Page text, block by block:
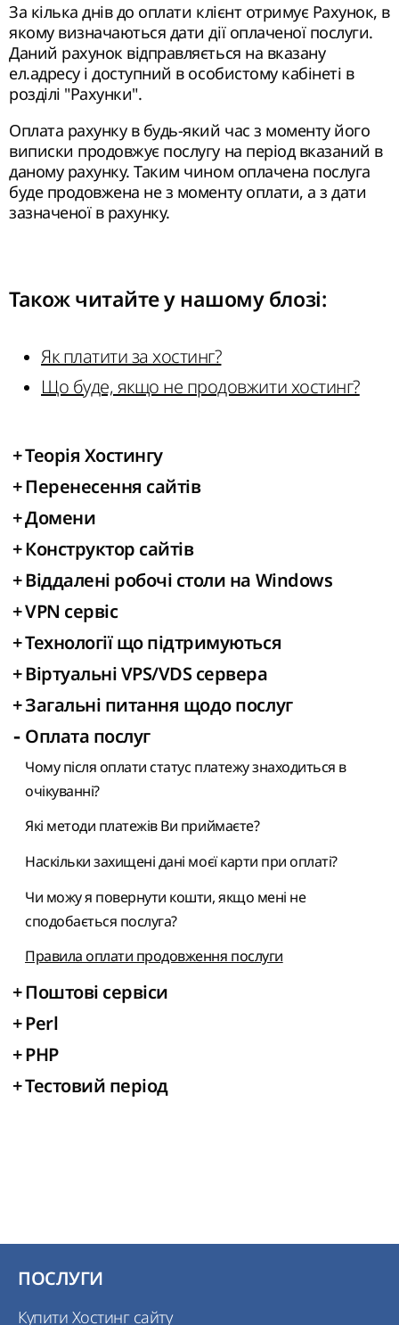
+Теорія Хостингу
+Перенесення сайтів
+Домени
+Конструктор сайтів
+Віддалені робочі столи на Windows
+VPN сервіс
+Технології що підтримуються
+Віртуальні VPS/VDS сервера
+Загальні питання щодо послуг
- Оплата послуг
Чому після оплати статус платежу знаходиться в
очікуванні?
Які методи платежів Ви приймаєте?
Наскільки захищені дані моєї карти при оплаті?
Чи можу я повернути кошти, якщо мені не
сподобається послуга?
Правила оплати продовження послуги
+Поштові сервіси
+Perl
+PHP
+Тестовий період
За кілька днів до оплати клієнт отримує Рахунок, в
якому визначаються дати дії оплаченої послуги.
Даний рахунок відправляється на вказану
ел.адресу і доступний в особистому кабінеті в
розділі "Рахунки".
Оплата рахунку в будь-який час з моменту його
виписки продовжує послугу на період вказаний в
даному рахунку. Таким чином оплачена послуга
буде продовжена не з моменту оплати, а з дати
зазначеної в рахунку.
Також читайте у нашому блозі:
Як платити за хостинг?
Що буде, якщо не продовжити хостинг?
ПОСЛУГИ
Купити Хостинг сайту